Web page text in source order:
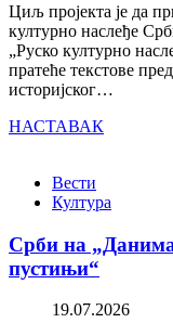
Циљ пројекта је да
културно наслеђе
„Руско културно
пратеће текстове
историјског…
НАСТАВАК
Вести
Култура
Срби на „Данима
пустињи“
19.07.2026